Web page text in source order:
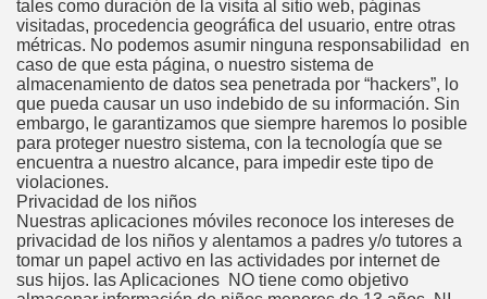
tales como duración de la visita al sitio web, páginas
visitadas, procedencia geográfica del usuario, entre otras
métricas. No podemos asumir ninguna responsabilidad en
caso de que esta página, o nuestro sistema de
almacenamiento de datos sea penetrada por “hackers”, lo
que pueda causar un uso indebido de su información. Sin
embargo, le garantizamos que siempre haremos lo posible
para proteger nuestro sistema, con la tecnología que se
encuentra a nuestro alcance, para impedir este tipo de
violaciones.
Privacidad de los niños
Nuestras aplicaciones móviles reconoce los intereses de
privacidad de los niños y alentamos a padres y/o tutores a
tomar un papel activo en las actividades por internet de
sus hijos. las Aplicaciones NO tiene como objetivo